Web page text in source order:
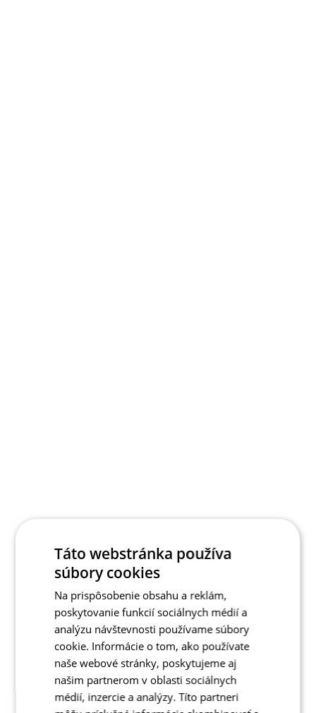
Táto webstránka používa
súbory cookies
Na prispôsobenie obsahu a reklám,
poskytovanie funkcií sociálnych médií a
analýzu návštevnosti používame súbory
cookie. Informácie o tom, ako používate
naše webové stránky, poskytujeme aj
našim partnerom v oblasti sociálnych
médií, inzercie a analýzy. Títo partneri